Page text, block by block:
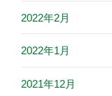
2022年2月
2022年1月
2021年12月